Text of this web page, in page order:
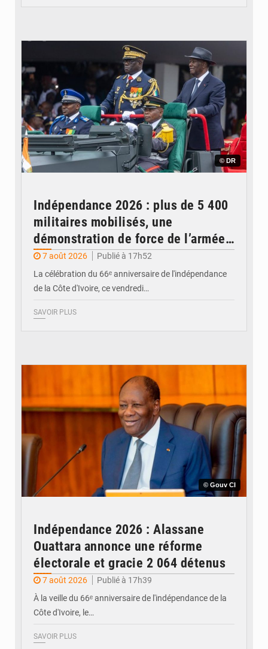
© DR
Indépendance 2026 : plus de 5 400
militaires mobilisés, une
démonstration de force de l’armée
ivoirienne à Yopougon
7 août 2026
Publié à 17h52
La célébration du 66ᵉ anniversaire de l'indépendance
de la Côte d'Ivoire, ce vendredi…
SAVOIR PLUS
© Gouv CI
Indépendance 2026 : Alassane
Ouattara annonce une réforme
électorale et gracie 2 064 détenus
7 août 2026
Publié à 17h39
À la veille du 66ᵉ anniversaire de l'indépendance de la
Côte d'Ivoire, le…
SAVOIR PLUS